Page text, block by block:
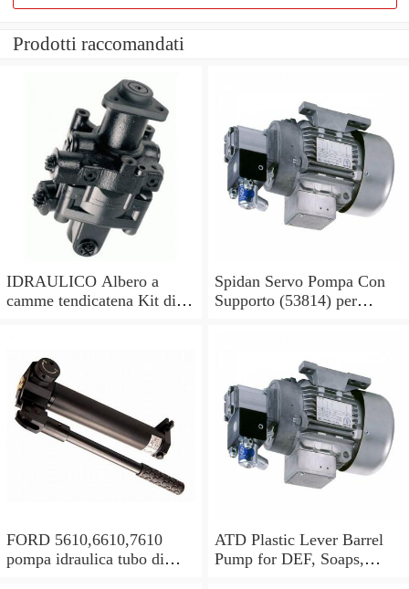
Prodotti raccomandati
IDRAULICO Albero a
camme tendicatena Kit di
Spidan Servo Pompa Con
Supporto (53814) per
FORD 5610,6610,7610
pompa idraulica tubo di
ATD Plastic Lever Barrel
Pump for DEF, Soaps,